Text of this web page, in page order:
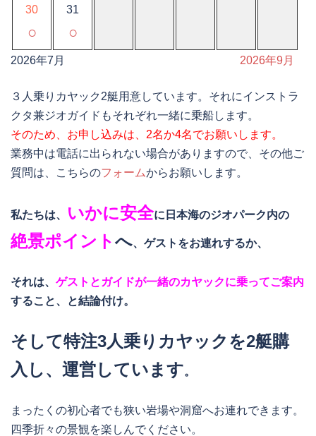
30
○
31
○
2026年7月 2026年9月
３人乗りカヤック2艇用意しています。それにインストラ
クタ兼ジオガイドもそれぞれ一緒に乗船します。
そのため、お申し込みは、2名か4名でお願いします。
業務中は電話に出られない場合がありますので、その他ご
質問は、こちらのフォームからお願いします。
私たちは、 いかに安全に日本海のジオパーク内の
絶景ポイントへ、ゲストをお連れするか、
それは、 ゲストとガイドが一緒のカヤックに乗ってご案内
すること、と結論付け。
そして特注3人乗りカヤックを2艇購
入し、運営しています。
まったくの初心者でも狭い岩場や洞窟へお連れできます。
四季折々の景観を楽しんでください。